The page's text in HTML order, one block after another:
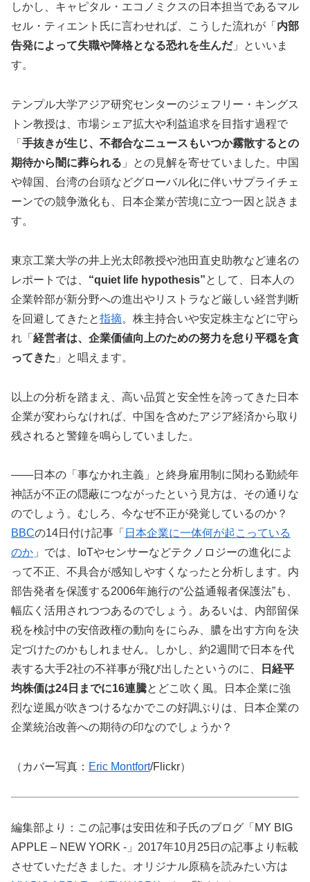
しかし、キャピタル・エコノミクスの日本担当であるマル
セル・ティエント氏に言わせれば、こうした流れが「 内部
告発によって失職や降格となる恐れを生んだ」といいま
す。
テンプル大学アジア研究センターのジェフリー・キングス
トン教授は、市場シェア拡大や利益追求を目指す過程で
「 手抜きが生じ、不都合なニュースもいつか霧散するとの
期待から闇に葬られる 」との見解を寄せていました。中国
や韓国、台湾の台頭などグローバル化に伴いサプライチェ
ーンでの競争激化も、日本企業が苦境に立つ一因と説きま
す。
東京工業大学の井上光太郎教授や池田直史助教など連名の
レポートでは、 “quiet life hypothesis”として、日本人の
企業幹部が新分野への進出やリストラなど厳しい経営判断
を回避してきたと指摘。株主持合いや安定株主などに守ら
れ「 経営者は、企業価値向上のための努力を怠り平穏を貪
ってきた 」と唱えます。
以上の分析を踏まえ、高い品質と安全性を誇ってきた日本
企業が変わらなければ、中国を含めたアジア経済から取り
残されると警鐘を鳴らしていました。
――日本の「事なかれ主義」と終身雇用制に関わる勤続年
神話が不正の隠蔽につながったという見方は、その通りな
のでしょう。むしろ、今なぜ不正が発覚しているのか？
BBCの14日付け記事「 日本企業に一体何が起こっている
のか 」では、IoTやセンサーなどテクノロジーの進化によ
って不正、不具合が感知しやすくなったと分析します。内
部告発者を保護する2006年施行の“公益通報者保護法”も、
幅広く活用されつつあるのでしょう。あるいは、内部留保
税を検討中の安倍政権の動向をにらみ、膿を出す方向を決
定づけたのかもしれません。しかし、約2週間で日本を代
表する大手2社の不祥事が飛び出したというのに、
日経平
均株価は24日までに16連騰とどこ吹く風。日本企業に強
烈な逆風が吹きつけるなかでこの好調ぶりは、日本企業の
企業統治改善への期待の印なのでしょうか？
（カバー写真： Eric Montfort/Flickr）
編集部より：この記事は安田佐和子氏のブログ「MY BIG
APPLE – NEW YORK -」2017年10月25日の記事より転載
させていただきました。オリジナル原稿を読みたい方は